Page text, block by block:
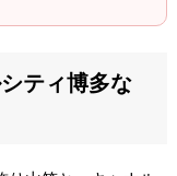
ティ博多な